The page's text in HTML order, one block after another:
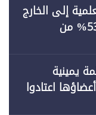
إلى الخارج
| 6 جامعات حكومية تستحوذ على 53% من
يمينية
اعتادوا